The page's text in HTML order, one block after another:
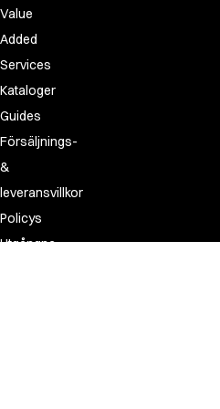
Value
Added
Services
Kataloger
Guides
Försäljnings-
&
leveransvillkor
Policys
Utgångna-